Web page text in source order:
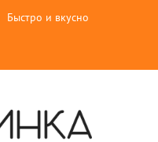
Быстро и вкусно